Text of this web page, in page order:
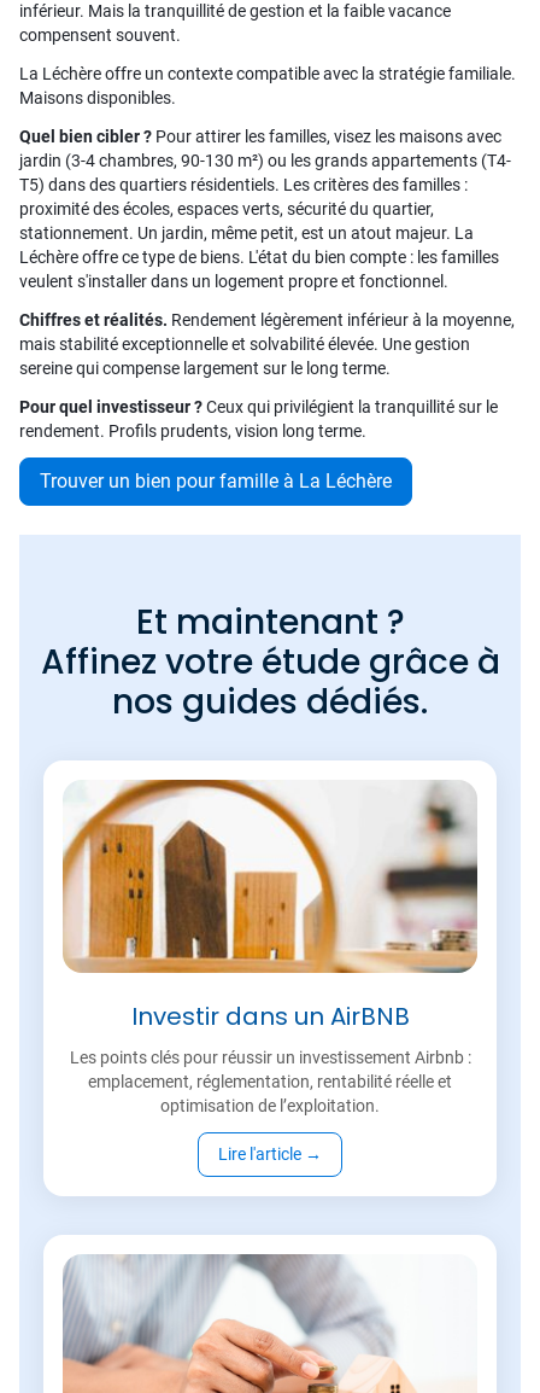
inférieur. Mais la tranquillité de gestion et la faible vacance
compensent souvent.
La Léchère offre un contexte compatible avec la stratégie familiale.
Maisons disponibles.
Quel bien cibler ? Pour attirer les familles, visez les maisons avec
jardin (3-4 chambres, 90-130 m²) ou les grands appartements (T4-
T5) dans des quartiers résidentiels. Les critères des familles :
proximité des écoles, espaces verts, sécurité du quartier,
stationnement. Un jardin, même petit, est un atout majeur. La
Léchère offre ce type de biens. L'état du bien compte : les familles
veulent s'installer dans un logement propre et fonctionnel.
Chiffres et réalités. Rendement légèrement inférieur à la moyenne,
mais stabilité exceptionnelle et solvabilité élevée. Une gestion
sereine qui compense largement sur le long terme.
Pour quel investisseur ?Ceux qui privilégient la tranquillité sur le
rendement. Profils prudents, vision long terme.
Trouver un bien pour famille à La Léchère
Et maintenant ?
Affinez votre étude grâce à
nos guides dédiés.
Investir dans un AirBNB
Les points clés pour réussir un investissement Airbnb :
emplacement, réglementation, rentabilité réelle et
optimisation de l’exploitation.
Lire l'article →